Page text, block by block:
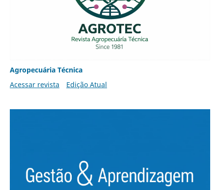
Agropecuária Técnica
Acessar revista
Edição Atual